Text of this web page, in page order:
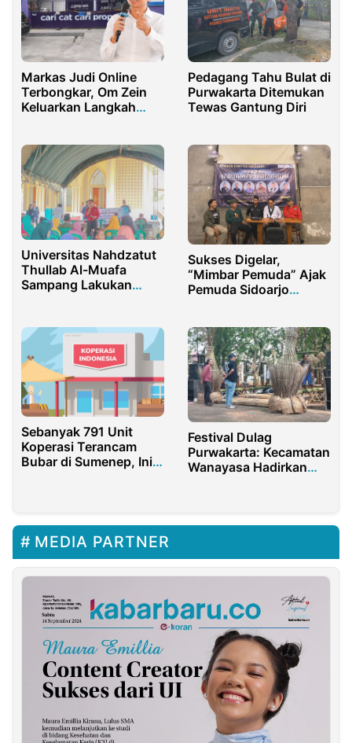
Markas Judi Online
Terbongkar, Om Zein
Keluarkan Langkah
Pedagang Tahu Bulat di
Purwakarta Ditemukan
Tewas Gantung Diri
Universitas Nahdzatut
Thullab Al-Muafa
Sampang Lakukan
Sukses Digelar,
“Mimbar Pemuda” Ajak
Pemuda Sidoarjo
Sebanyak 791 Unit
Koperasi Terancam
Bubar di Sumenep, Ini
Festival Dulag
Purwakarta: Kecamatan
Wanayasa Hadirkan
MEDIA PARTNER